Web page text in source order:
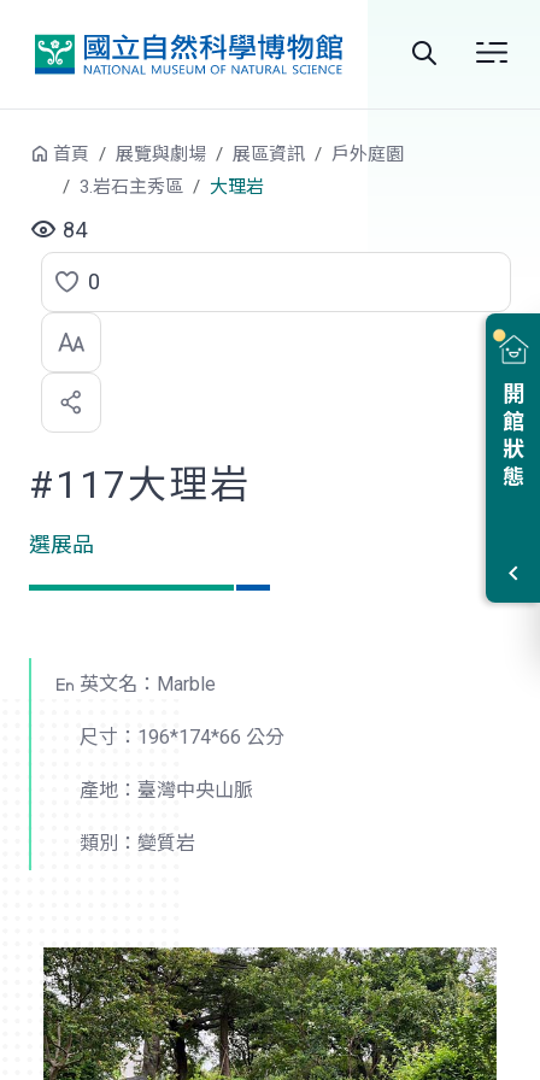
開館狀態
首頁 展覽與劇場 展區資訊
戶外庭園
3.岩石主秀區
大理岩
84
點
選
喜
歡
0
#117大理岩
選展品
英文名：Marble
尺寸：196*174*66 公分
產地：臺灣中央山脈
類別：變質岩